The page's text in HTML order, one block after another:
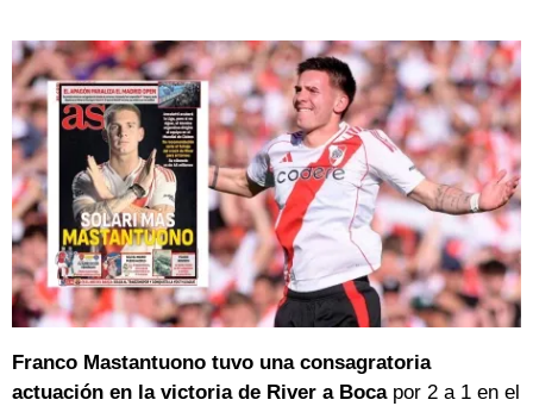
Franco Mastantuono tuvo una consagratoria
actuación en la victoria de River a Boca por 2 a 1 en el